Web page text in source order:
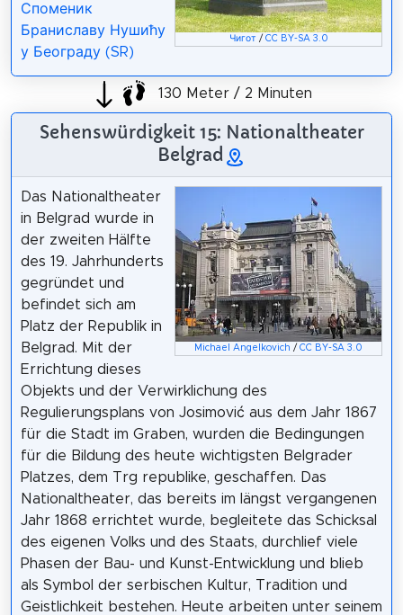
Чигот / CC BY-SA 3.0
Споменик
Браниславу Нушићу
у Београду (SR)
130 Meter / 2 Minuten
Sehenswürdigkeit 15: Nationaltheater
Belgrad
Michael Angelkovich /CC BY-SA 3.0
Das Nationaltheater
in Belgrad wurde in
der zweiten Hälfte
des 19. Jahrhunderts
gegründet und
befindet sich am
Platz der Republik in
Belgrad. Mit der
Errichtung dieses
Objekts und der Verwirklichung des
Regulierungsplans von Josimović aus dem Jahr 1867
für die Stadt im Graben, wurden die Bedingungen
für die Bildung des heute wichtigsten Belgrader
Platzes, dem Trg republike, geschaffen. Das
Nationaltheater, das bereits im längst vergangenen
Jahr 1868 errichtet wurde, begleitete das Schicksal
des eigenen Volks und des Staats, durchlief viele
Phasen der Bau- und Kunst-Entwicklung und blieb
als Symbol der serbischen Kultur, Tradition und
Geistlichkeit bestehen. Heute arbeiten unter seinem